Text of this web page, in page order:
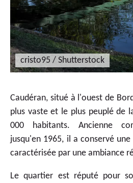
cristo95 / Shutterstock
Caudéran, situé à l'ouest de
plus vaste et le plus peuplé de
000 habitants. Ancienne
jusqu'en 1965, il a conservé
caractérisée par une ambiance
Le quartier est réputé pour